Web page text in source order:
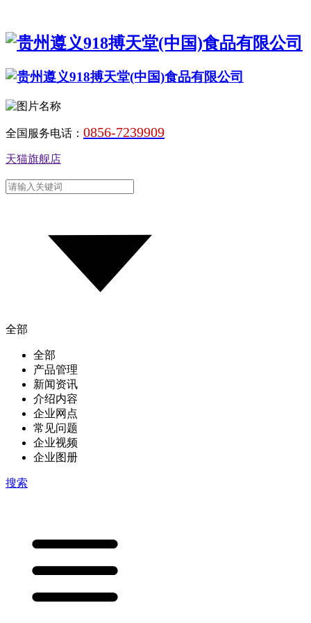
全国服务电话： 0856-7239909
天猫旗舰店
全部
全部
产品管理
新闻资讯
介绍内容
企业网点
常见问题
企业视频
企业图册
搜索